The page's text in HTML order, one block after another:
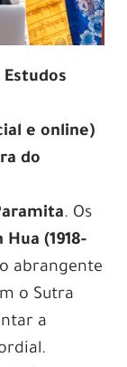
e online)
do
. Os
Hua (1918-
abrangente
o Sutra
a